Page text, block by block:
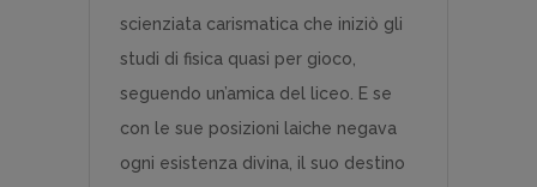
scienziata carismatica che iniziò gli
studi di fisica quasi per gioco,
seguendo un’amica del liceo. E se
con le sue posizioni laiche negava
ogni esistenza divina, il suo destino